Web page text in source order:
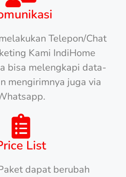
Telepon/Chat
Kami IndiHome
bisa melengkapi data-
mengirimnya juga via
List
dapat berubah